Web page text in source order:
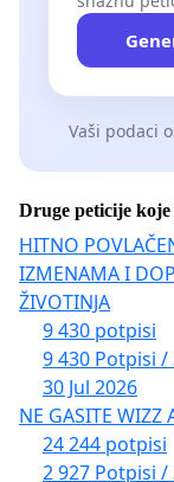
Vaši podaci
Druge peticije koje
HITNO
IZMENAMA I
ŽIVOTINJA
9 430 potpisi
9 430 Potpisi /
30 Jul 2026
NE GASITE WIZZ
24 244 potpisi
2 927 Potpisi /